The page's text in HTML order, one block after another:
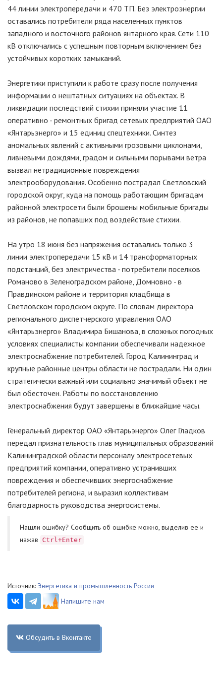
44 линии электропередачи и 470 ТП. Без электроэнергии
оставались потребители ряда населенных пунктов
западного и восточного районов янтарного края. Сети 110
кВ отключались с успешным повторным включением без
устойчивых коротких замыканий.
Энергетики приступили к работе сразу после получения
информации о нештатных ситуациях на объектах. В
ликвидации последствий стихии приняли участие 11
оперативно - ремонтных бригад сетевых предприятий ОАО
«Янтарьэнерго» и 15 единиц спецтехники. Синтез
аномальных явлений с активными грозовыми циклонами,
ливневыми дождями, градом и сильными порывами ветра
вызвал нетрадиционные повреждения
электрооборудования. Особенно пострадал Светловский
городской округ, куда на помощь работающим бригадам
районной электросети были брошены мобильные бригады
из районов, не попавших под воздействие стихии.
На утро 18 июня без напряжения оставались только 3
линии электропередачи 15 кВ и 14 трансформаторных
подстанций, без электричества - потребители поселков
Романово в Зеленоградском районе, Домновно - в
Правдинском районе и территория кладбища в
Светловском городском округе. По словам директора
регионального диспетчерского управления ОАО
«Янтарьэнерго» Владимира Бишанова, в сложных погодных
условиях специалисты компании обеспечивали надежное
электроснабжение потребителей. Город Калининград и
крупные районные центры области не пострадали. Ни один
стратегически важный или социально значимый объект не
был обесточен. Работы по восстановлению
электроснабжения будут завершены в ближайшие часы.
Генеральный директор ОАО «Янтарьэнерго» Олег Гладков
передал признательность глав муниципальных образований
Калининградской области персоналу электросетевых
предприятий компании, оперативно устранивших
повреждения и обеспечивших энергоснабжение
потребителей региона, и выразил коллективам
благодарность руководства энергосистемы.
Нашли ошибку? Cообщить об ошибке можно, выделив ее и
нажав
Ctrl+Enter
Источник: Энергетика и промышленность России
Напишите нам
Обсудить в Вконтакте